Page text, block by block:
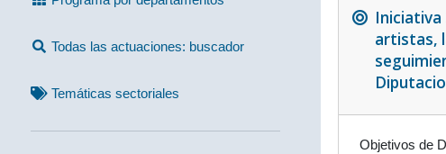
Todas las actuaciones: buscador
Temáticas sectoriales
Iniciativa
artistas,
Objetivos de